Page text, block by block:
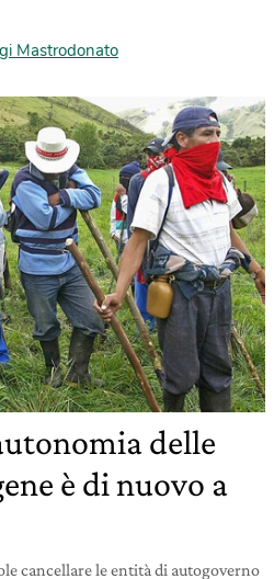
Mastrodonato
delle
è di nuovo a
cancellare le entità di autogoverno